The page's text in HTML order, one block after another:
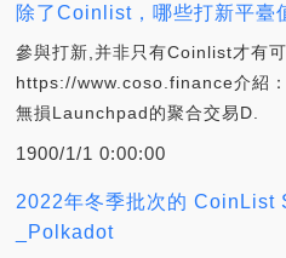
除了Coinlist，哪些打新平臺
參與打新,并非只有Coinlist才有
https://www.coso.finance介紹
無損Launchpad的聚合交易D.
1900/1/1 0:00:00
2022年冬季批次的 CoinList
_Polkadot